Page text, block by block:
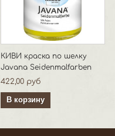
КИВИ краска по шелку
Javana Seidenmalfarben
422,00 руб
В корзину